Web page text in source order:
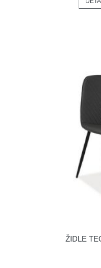
ŽIDLE